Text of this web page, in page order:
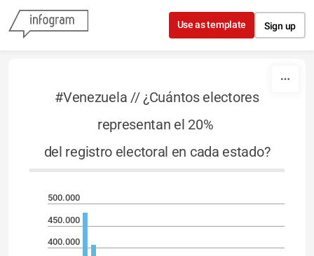
Skip to content
Use as template Sign up
#Venezuela // ¿Cuántos electores
representan el 20%
del registro electoral en cada estado?
500.000
450.000
400.000